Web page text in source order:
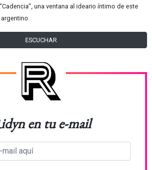
una ventana al ideario íntimo de este
ESCUCHAR
en tu e-mail